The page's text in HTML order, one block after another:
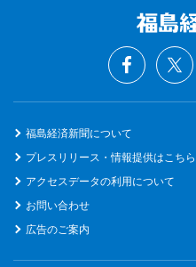
福島経済新聞について
プレスリリース・情報提供はこち
アクセスデータの利用について
お問い合わせ
広告のご案内